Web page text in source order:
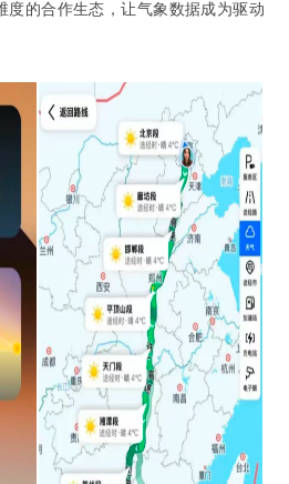
度的合作生态，让气象数据成为驱动